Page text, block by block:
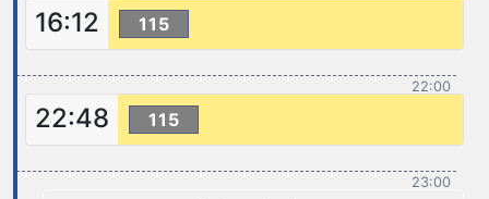
16:12 115
22:00
22:48 115
23:00